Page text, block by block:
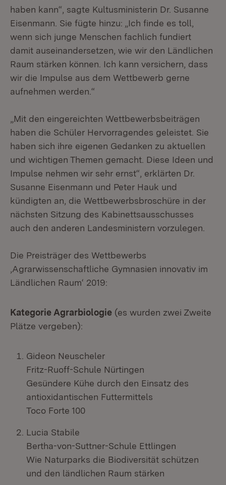
haben kann“, sagte Kultusministerin Dr. Susanne
Eisenmann. Sie fügte hinzu: „Ich finde es toll,
wenn sich junge Menschen fachlich fundiert
damit auseinandersetzen, wie wir den Ländlichen
Raum stärken können. Ich kann versichern, dass
wir die Impulse aus dem Wettbewerb gerne
aufnehmen werden.“
„Mit den eingereichten Wettbewerbsbeiträgen
haben die Schüler Hervorragendes geleistet. Sie
haben sich ihre eigenen Gedanken zu aktuellen
und wichtigen Themen gemacht. Diese Ideen und
Impulse nehmen wir sehr ernst“, erklärten Dr.
Susanne Eisenmann und Peter Hauk und
kündigten an, die Wettbewerbsbroschüre in der
nächsten Sitzung des Kabinettsausschusses
auch den anderen Landesministern vorzulegen.
Die Preisträger des Wettbewerbs
‚Agrarwissenschaftliche Gymnasien innovativ im
Ländlichen Raum‘ 2019:
Kategorie Agrarbiologie (es wurden zwei Zweite
Plätze vergeben):
Gideon Neuscheler
Fritz-Ruoff-Schule Nürtingen
Gesündere Kühe durch den Einsatz des
antioxidantischen Futtermittels
Toco Forte 100
Lucia Stabile
Bertha-von-Suttner-Schule Ettlingen
Wie Naturparks die Biodiversität schützen
und den ländlichen Raum stärken